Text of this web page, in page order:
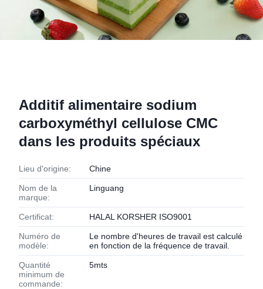
Additif alimentaire sodium
carboxyméthyl cellulose CMC
dans les produits spéciaux
Lieu d'origine: Chine
Nom de la
marque:
Linguang
Certificat: HALAL KORSHER ISO9001
Numéro de
modèle:
Le nombre d'heures de travail est calculé
en fonction de la fréquence de travail.
Quantité
minimum de
commande:
5mts